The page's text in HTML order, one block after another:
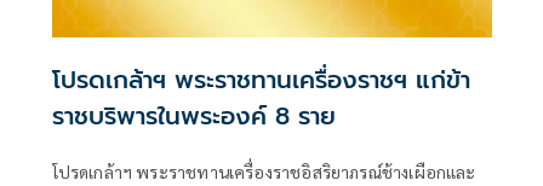
โปรดเกล้าฯ พระราชทานเครื่องราชฯ แก่ข้า
ราชบริพารในพระองค์ 8 ราย
โปรดเกล้าฯ พระราชทานเครื่องราชอิสริยาภรณ์ช้างเผือกและ